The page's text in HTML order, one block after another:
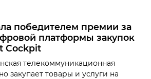
победителем премии за
платформы закупок
Cockpit
телекоммуникационная
закупает товары и услуги на